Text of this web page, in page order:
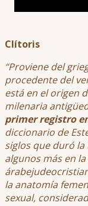
Clítoris
“Proviene del
procedente del
está en el origen
milenaria
primer registro
diccionario de
siglos que duró
algunos más en
la anatomía
sexual,